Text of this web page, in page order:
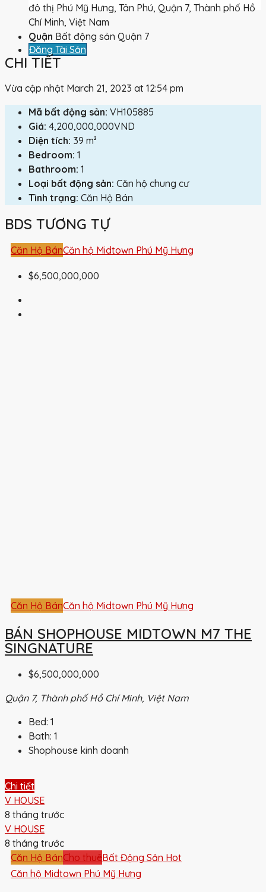
Đăng Tài Sản
đô thị Phú Mỹ Hưng, Tân Phú, Quận 7, Thành phố Hồ
Chí Minh, Việt Nam
Quận Bất động sản Quận 7
CHI TIẾT
Vừa cập nhật March 21, 2023 at 12:54 pm
Mã bất động sản: VH105885
Giá: 4,200,000,000VND
Diện tích: 39 m²
Bedroom: 1
Bathroom: 1
Loại bất động sản: Căn hộ chung cư
Tình trạng: Căn Hộ Bán
BDS TƯƠNG TỰ
Căn Hộ BánCăn hộ Midtown Phú Mỹ Hưng
$6,500,000,000
Căn Hộ BánCăn hộ Midtown Phú Mỹ Hưng
BÁN SHOPHOUSE MIDTOWN M7 THE
SINGNATURE
$6,500,000,000
Quận 7, Thành phố Hồ Chí Minh, Việt Nam
Bed: 1
Bath: 1
Shophouse kinh doanh
Chi tiết
V HOUSE
8 tháng trước
V HOUSE
8 tháng trước
Căn Hộ BánCho thuêBất Động Sản Hot
Căn hộ Midtown Phú Mỹ Hưng